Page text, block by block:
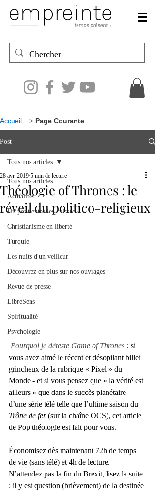
Accueil > Page Courante
Post
Tous nos articles
Actualités
Un pont entre les culture
Christianisme en liberté
Turquie
Les nuits d'un veilleur
Découvrez en plus sur nos ouvrages
Revue de presse
LibreSens
Spiritualité
Psychologie
Tous nos articles
Théologie of Thrones : le
réveil du politico-religieux
28 avr. 2019 5 min de lecture
Pourquoi je déteste Game of Thrones : si
vous avez aimé le récent et désopilant billet
grincheux de la rubrique « Pixel » du
Monde - et si vous pensez que « la vérité est
ailleurs » que dans le succès planétaire
d’une série télé telle que l’ultime saison du
Trône de fer (sur la chaîne OCS), cet article
de Pop théologie est fait pour vous.
Économisez dès maintenant 72h de temps
de vie (sans télé) et 4h de lecture.
N’attendez pas la fin du Brexit, lisez la suite
: il y est question (brièvement) de la destinée